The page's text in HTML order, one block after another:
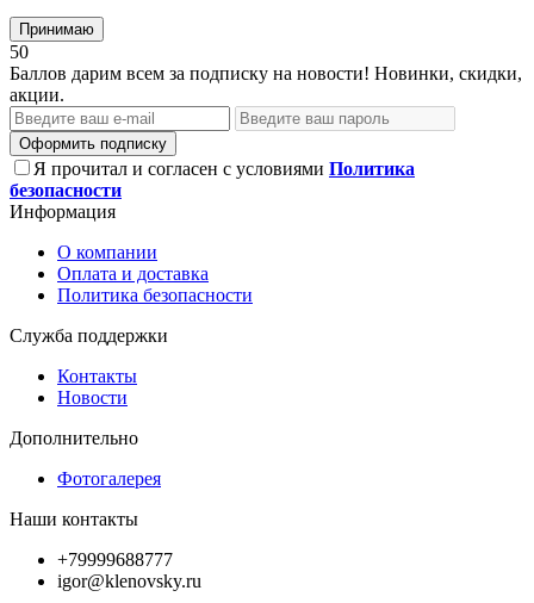
Принимаю
50
Баллов дарим всем за подписку на новости! Новинки, скидки,
акции.
Оформить подписку
Я прочитал и согласен с условиями Политика
безопасности
Информация
О компании
Оплата и доставка
Политика безопасности
Служба поддержки
Контакты
Новости
Дополнительно
Фотогалерея
Наши контакты
+79999688777
igor@klenovsky.ru